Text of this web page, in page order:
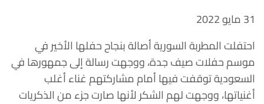
31 مايو 2022
احتفلت المطربة السورية أصالة بنجاح حفلها الأخير في
موسم حفلات صيف جدة، ووجهت رسالة إلى جمهورها في
السعودية توقفت فيها أمام مشاركتهم غناء أغلب
أغنياتها، ووجهت لهم الشكر لأنها صارت جزء من الذكريات